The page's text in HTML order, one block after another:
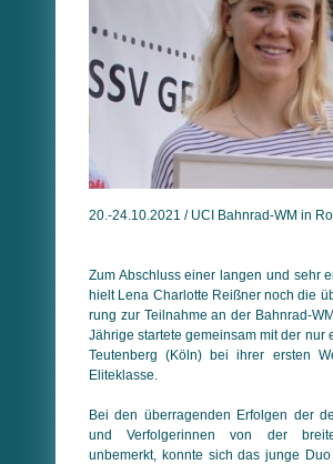
20.-24.10.2021 / UCI Bahnrad-WM in
Zum Abschluss einer langen und sehr
hielt Lena Charlotte Reißner noch die
rung zur Teilnahme an der Bahnrad-
Jährige startete gemeinsam mit der nur
Teutenberg (Köln) bei ihrer ersten
Elite­klasse.
Bei den überragenden Erfolgen der
und Verfolgerinnen von der
unbemerkt, konn­te sich das junge